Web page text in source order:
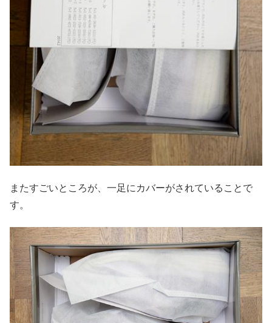
またすごいところが、一足にカバーがされていることで
す。